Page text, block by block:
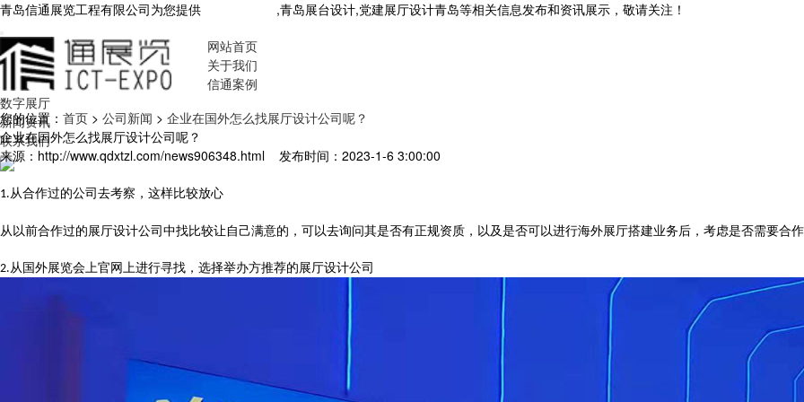
青岛信通展览工程有限公司为您提供 ,青岛展台设计,党建展厅设计青岛等相关信息发布和资讯展示，敬请关注！
网站首页
关于我们
信通案例
数字展厅
新闻资讯
联系我们
您的位置： 首页 > 公司新闻 > 企业在国外怎么找展厅设计公司呢？
企业在国外怎么找展厅设计公司呢？
来源：http://www.qdxtzl.com/news906348.html 发布时间：2023-1-6 3:00:00
1.从合作过的公司去考察，这样比较放心
从以前合作过的展厅设计公司中找比较让自己满意的，可以去询问其是否有正规资质，以及是否可以进行海外展厅搭建业务后，考虑是否需要合
2.从国外展览会上官网上进行寻找，选择举办方推荐的展厅设计公司